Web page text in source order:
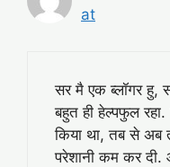
at
सर मै एक ब्लॉगर हु,
बहुत ही हेल्पफुल
किया था, तब से अब
परेशानी कम कर दी.